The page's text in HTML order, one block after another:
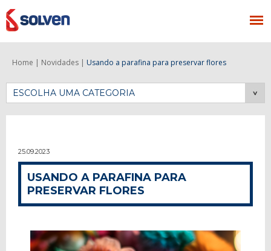
Home | Novidades | Usando a parafina para preservar flores
ESCOLHA UMA CATEGORIA
25.09.2023
USANDO A PARAFINA PARA
PRESERVAR FLORES